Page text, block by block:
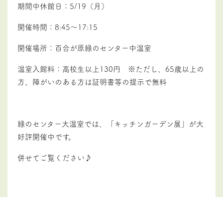
期間中休館日：5/19（月）
開催時間：8:45～17:15
開催場所：百合が原緑のセンター中温室
温室入館料：高校生以上130円 ※ただし、65歳以上の
方、障がいのある方は証明書等の提示で無料
緑のセンター大温室では、「キッチンガーデン展」が大
好評開催中です。
併せてご覧ください♪